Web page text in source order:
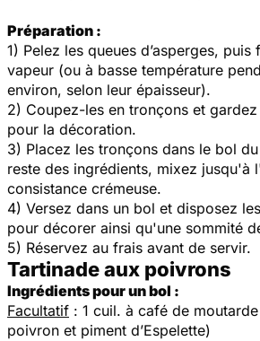
Préparation :
1) Pelez les queues d’asperges,
vapeur (ou à basse température
environ, selon leur épaisseur).
2) Coupez-les en tronçons et
pour la décoration.
3) Placez les tronçons dans le bol
reste des ingrédients, mixez jusqu'à
consistance crémeuse.
4) Versez dans un bol et disposez
pour décorer ainsi qu'une sommité
5) Réservez au frais avant de servir.
Tartinade aux poivrons
Ingrédients pour un bol :
Facultatif : 1 cuil. à café de moutarde
poivron et piment d’Espelette)